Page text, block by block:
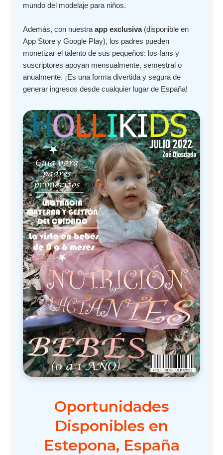
mundo del modelaje para niños.
Además, con nuestraapp exclusiva(disponible en
App Store y Google Play), los padres pueden
monetizar el talento de sus pequeños: los fans y
suscriptores apoyan mensualmente, semestral o
anualmente. ¡Es una forma divertida y segura de
generar ingresos desde cualquier lugar de España!
Oportunidades
Disponibles en
Estepona, España